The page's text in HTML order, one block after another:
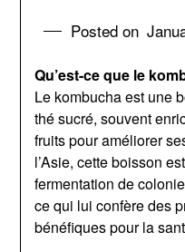
Posted on
Qu’est-ce que le
Le kombucha est une
thé sucré, souvent
fruits pour améliorer
l’Asie, cette boisson
fermentation de
ce qui lui confère des
bénéfiques pour la